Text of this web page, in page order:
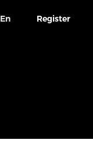
En Register